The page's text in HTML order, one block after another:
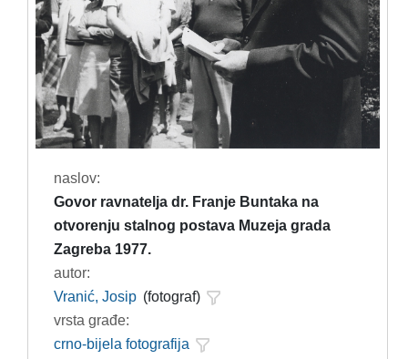
naslov:
Govor ravnatelja dr. Franje Buntaka na
otvorenju stalnog postava Muzeja grada
Zagreba 1977.
autor:
Vranić, Josip (fotograf)
vrsta građe:
crno-bijela fotografija